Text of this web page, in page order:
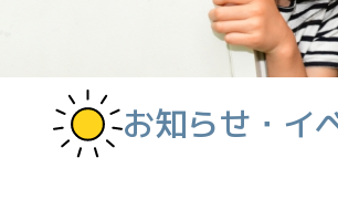
お知らせ・イ